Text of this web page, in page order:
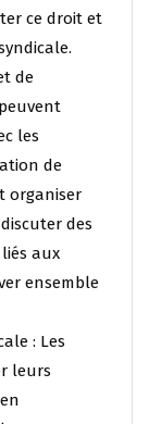
ce droit et
de
les
de
organiser
des
aux
ensemble
: Les
leurs